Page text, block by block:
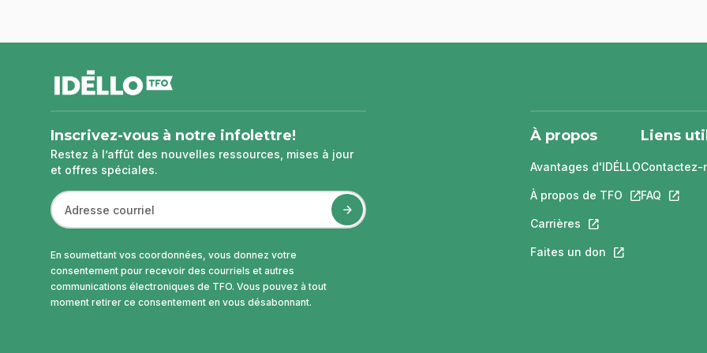
pageInscrivez-vous à notre infolettre!
Restez à l’affût des nouvelles ressources, mises à jour
et offres spéciales.
En soumettant vos coordonnées, vous donnez votre
consentement pour recevoir des courriels et autres
communications électroniques de TFO. Vous pouvez à tout
moment retirer ce consentement en vous désabonnant.
À propos
Avantages d'IDÉLLO
À propos de TFO Ce lien
Carrières Ce lien s'ouvrira dans
Faites un don Ce lien s'ouvrira
Liens
Contactez-
FAQ Ce